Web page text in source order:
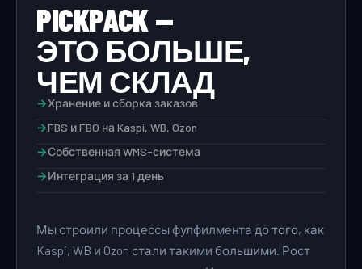
PICKPACK —
ЭТО БОЛЬШЕ,
ЧЕМ СКЛАД
→Хранение и сборка заказов
→FBS и FBO на Kaspi, WB, Ozon
→Собственная WMS-система
→Интеграция за 1 день
Мы строили процессы фулфилмента до того, как
Kaspi, WB и Ozon стали такими большими. Рост